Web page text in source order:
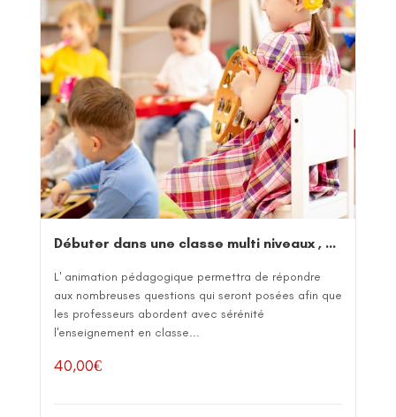
Débuter dans une classe multi niveaux , une classe cycle
L' animation pédagogique permettra de répondre
aux nombreuses questions qui seront posées afin que
les professeurs abordent avec sérénité
l'enseignement en classe...
40,00€